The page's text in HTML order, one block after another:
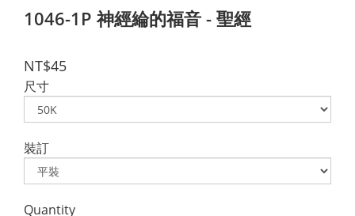
1046-1P 神經綸的福音 - 聖經
NT$45
尺寸
裝訂
Quantity